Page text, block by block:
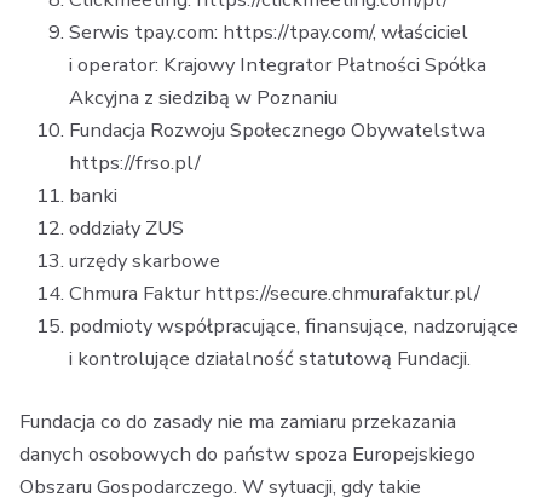
Serwis tpay.com: https://tpay.com/, właściciel
i operator: Krajowy Integrator Płatności Spółka
Akcyjna z siedzibą w Poznaniu
Fundacja Rozwoju Społecznego Obywatelstwa
https://frso.pl/
banki
oddziały ZUS
urzędy skarbowe
Chmura Faktur https://secure.chmurafaktur.pl/
podmioty współpracujące, finansujące, nadzorujące
i kontrolujące działalność statutową Fundacji.
Fundacja co do zasady nie ma zamiaru przekazania
danych osobowych do państw spoza Europejskiego
Obszaru Gospodarczego. W sytuacji, gdy takie